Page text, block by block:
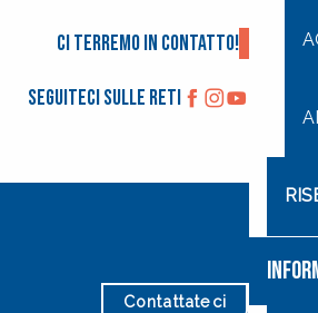
Ci terremo in contatto! Iscriviti
Seguiteci sulle reti
Contattateci